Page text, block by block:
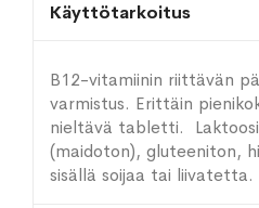
Käyttötarkoitus
B12-vitamiinin riittävän
varmistus. Erittäin
nieltävä tabletti.
(maidoton), gluteeniton,
sisällä soijaa tai liivatetta.